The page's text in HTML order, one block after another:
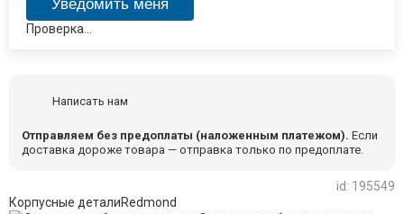
Проверка...
Написать нам
Отправляем без предоплаты (наложенным платежом). Если
доставка дороже товара — отправка только по предоплате.
id: 195549
Корпусные деталиRedmond